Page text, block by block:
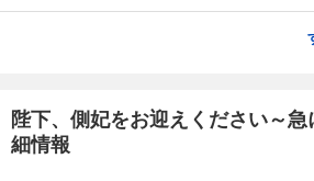
陛下、側妃をお迎えください～
細情報